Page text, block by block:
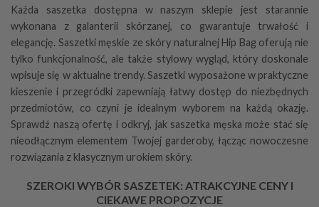
Każda saszetka dostępna w naszym sklepie jest starannie
wykonana z galanterii skórzanej, co gwarantuje trwałość i
elegancję. Saszetki męskie ze skóry naturalnej Hip Bag oferują nie
tylko funkcjonalność, ale także stylowy wygląd, który doskonale
wpisuje się w aktualne trendy. Saszetki wyposażone w praktyczne
kieszenie i przegródki zapewniają łatwy dostęp do niezbędnych
przedmiotów, co czyni je idealnym wyborem na każdą okazję.
Sprawdź naszą ofertę i odkryj, jak saszetka męska może stać się
nieodłącznym elementem Twojej garderoby, łącząc nowoczesne
rozwiązania z klasycznym urokiem skóry.
SZEROKI WYBÓR SASZETEK: ATRAKCYJNE CENY I
CIEKAWE PROPOZYCJE